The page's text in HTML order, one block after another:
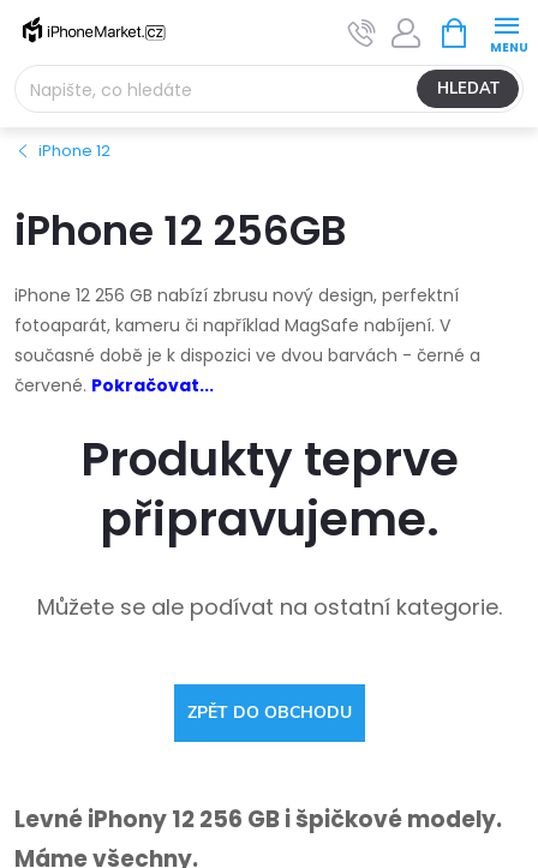
Přejít
obsah
HLEDAT
NÁKUPNÍ
KOŠÍK
iPhone 12
iPhone 12 256GB
iPhone 12 256 GB nabízí zbrusu nový design, perfektní
fotoaparát, kameru či například MagSafe nabíjení. V
současné době je k dispozici ve dvou barvách - černé a
červené. Pokračovat...
Produkty teprve
připravujeme.
Můžete se ale podívat na ostatní kategorie.
ZPĚT DO OBCHODU
Levné iPhony 12 256 GB i špičkové modely.
Máme všechny.